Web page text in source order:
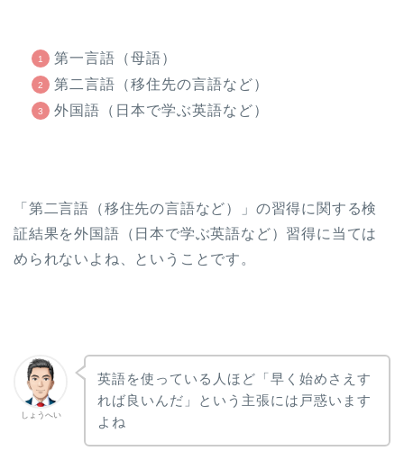
第一言語（母語）
第二言語（移住先の言語など）
外国語（日本で学ぶ英語など）
「第二言語（移住先の言語など）」の習得に関する検
証結果を外国語（日本で学ぶ英語など）習得に当ては
められないよね、ということです。
しょうへい
英語を使っている人ほど「早く始めさえす
れば良いんだ」という主張には戸惑います
よね